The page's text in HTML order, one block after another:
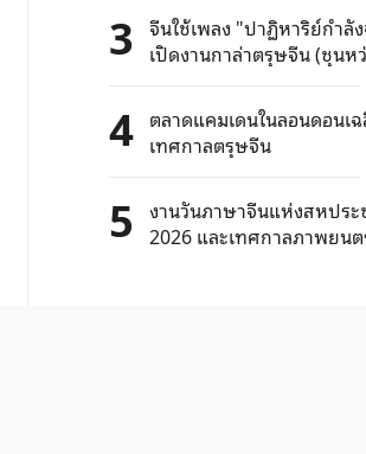
3 จีนใช้เพลง "ปาฏิหาริย์กำลั
เปิดงานกาล่าตรุษจีน (ชุนห
2026
4 ตลาดแคมเดนในลอนดอนเ
เทศกาลตรุษจีน
5 งานวันภาษาจีนแห่งสหปร
2026 และเทศกาลภาพยน